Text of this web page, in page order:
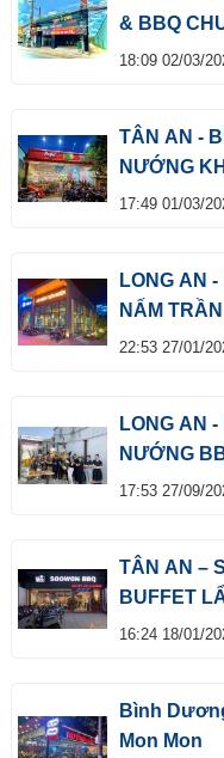
& BBQ
QUỐC
18:09 02/03/
TÂN AN -
NƯỚNG
17:49 01/03/
LONG AN
NẤM
22:53 27/01/
LONG AN -
NƯỚNG
17:53 27/09/
TÂN AN –
BUFFET
SỐ 1
16:24 18/01/
Bình
Mon Mon